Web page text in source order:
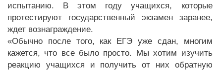
испытанию. В этом году учащихся, которые
протестируют государственный экзамен заранее,
ждет вознаграждение.
«Обычно после того, как ЕГЭ уже сдан, многим
кажется, что все было просто. Мы хотим изучить
реакцию учащихся и получить от них обратную